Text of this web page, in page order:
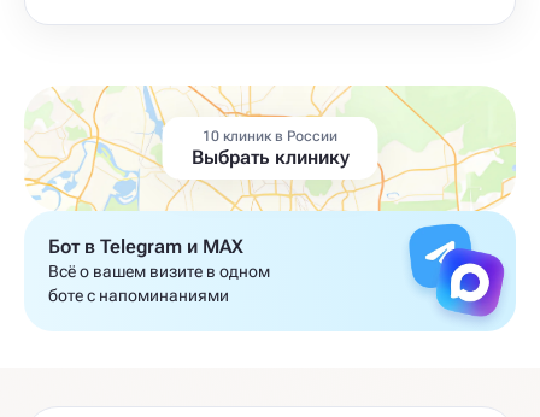
10 клиник в России
Выбрать клинику
Бот в Telegram и MAX
Всё о вашем визите в одном
боте с напоминаниями